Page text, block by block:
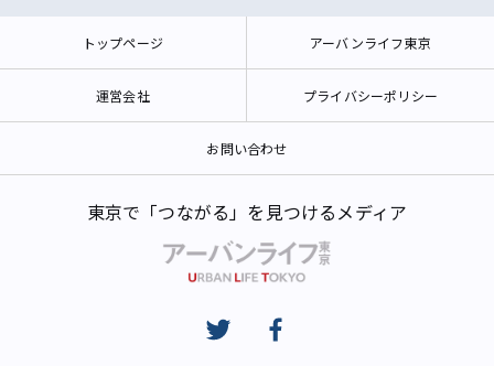
トップページ アーバンライフ東京
運営会社 プライバシーポリシー
お問い合わせ
東京で「つながる」を見つけるメディア